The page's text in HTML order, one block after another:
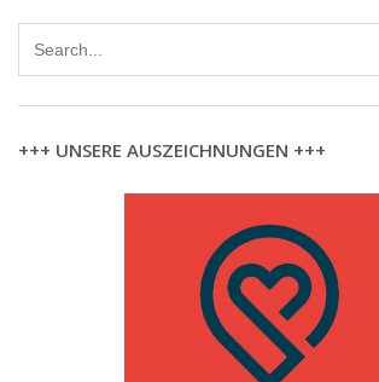
+++ UNSERE AUSZEICHNUNGEN +++